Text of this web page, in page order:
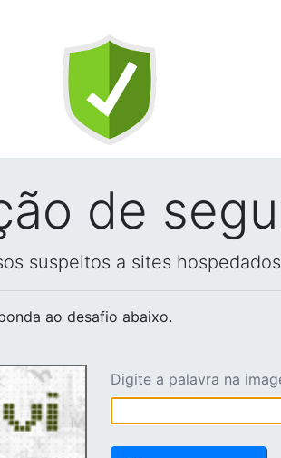
de
suspeitos a sites
ao desafio abaixo.
Digite a palavra na